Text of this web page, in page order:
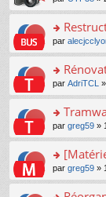
le
pl
u
s
e
nt
e
n
n
lu
le
pl
u
ré
c
e
nt
a
g
e
n
n
lu
le
pl
u
ré
c
e
er
le
m
e
a
g
e
n
n
lu
le
pl
u
n
ult
er
le
m
e
a
g
e
n
n
lu
o
n
ult
er
le
m
e
a
g
e
n
par
o
n
ult
er
le
m
e
par AdriTCL
o
n
ult
er
le
par greg59 »
o
n
par greg59 »